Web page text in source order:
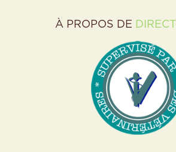
À PROPOS DE